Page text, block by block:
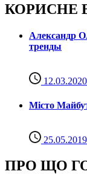
КОРИСНЕ
Александр
тренды
12.03.2020
Місто
25.05.2019
ПРО ЩО